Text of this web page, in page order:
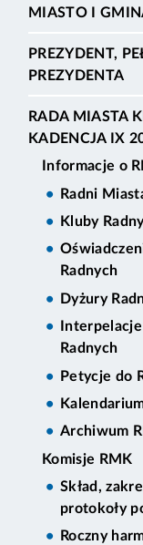
MIASTO I
PREZYDENT,
PREZYDENTA
RADA MIASTA
KADENCJA IX
Informacje o
Radni
Kluby
Radnych
Dyżury
Radnych
Petycje do
Archiwum
Komisje RMK
Skład,
protokoły
Roczny